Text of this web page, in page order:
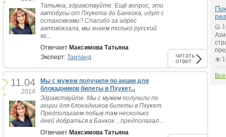
Татьяна, здравствуйте. Ещё вопрос, эти
автобусы от Пхукета до Банкока, идут с
остановками? Спасибо за адрес
автовокзала, мы знаем только русский
яз...
Отвечает Максимова Татьяна
Эксперт: Таиланд читать
ответ
11.04
2014
Мы с мужем получили по акции для
блокадников билеты в Пхукет...
Здравствуйте. Мы с мужем получили по
акции для блокадников билеты в Пхукет.
Предполагаем побыв там несколько
дней добраться в Банкок. , предполагал...
Отвечает Максимова Татьяна